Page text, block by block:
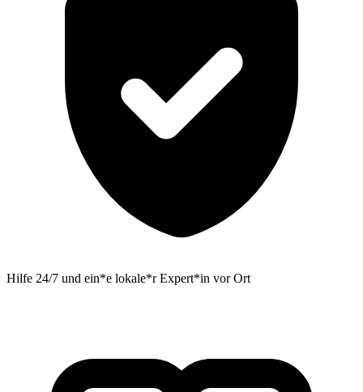
Hilfe 24/7 und ein*e lokale*r Expert*in vor Ort